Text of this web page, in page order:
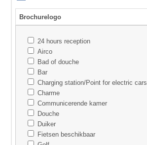
Brochurelogo
24 hours reception
Airco
Bad of douche
Bar
Charging station/Point for electric cars
Charme
Communicerende kamer
Douche
Duiker
Fietsen beschikbaar